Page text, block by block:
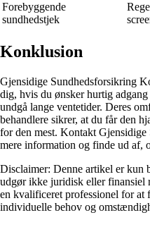
Forebyggende
sundhedstjek
Konklusion
Gjensidige Sundhedsforsikring
dig, hvis du ønsker hurtig
undgå lange ventetider. Deres
behandlere sikrer, at du får den
for den mest. Kontakt
mere information og finde ud af,
Disclaimer: Denne artikel er kun
udgør ikke juridisk eller finansiel
en kvalificeret professionel for
individuelle behov og